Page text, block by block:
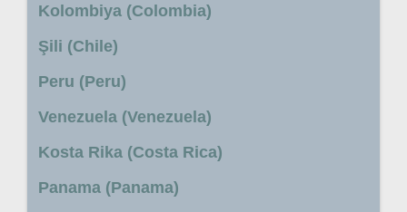
Kolombiya (Colombia)
Şili (Chile)
Peru (Peru)
Venezuela (Venezuela)
Kosta Rika (Costa Rica)
Panama (Panama)